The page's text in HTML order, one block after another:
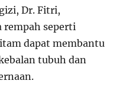
Dr. Fitri,
rempah seperti
dapat membantu
tubuh dan